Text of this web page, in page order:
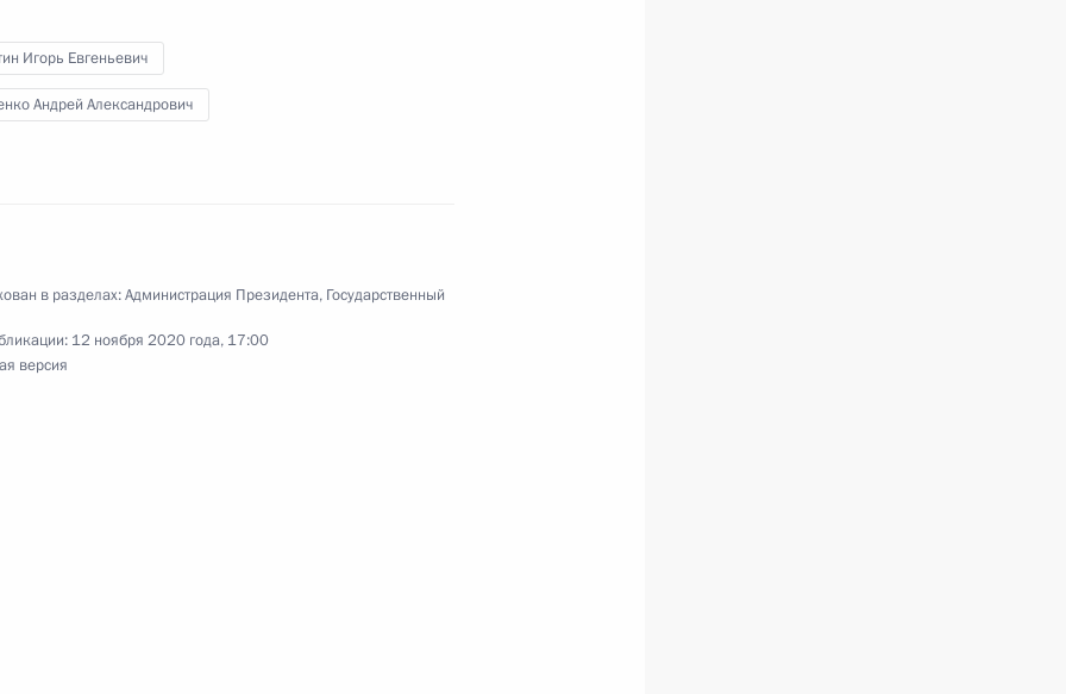
заседания Госсовета
Игорь Евгеньевич
Андрей Александрович
в разделах:Администрация Президента, Государственный
12 ноября 2020 года, 17:00
версия